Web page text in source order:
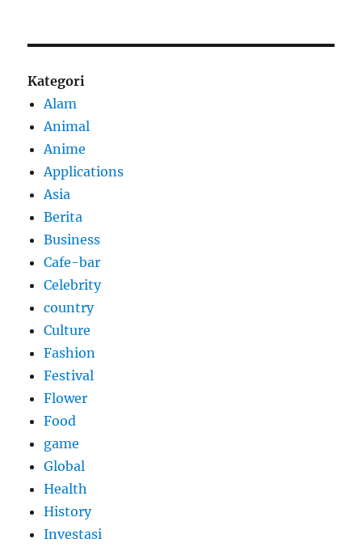
Kategori
Alam
Animal
Anime
Applications
Asia
Berita
Business
Cafe-bar
Celebrity
country
Culture
Fashion
Festival
Flower
Food
game
Global
Health
History
Investasi